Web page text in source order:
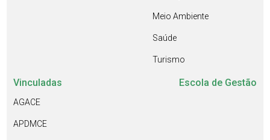
Meio Ambiente
Saúde
Turismo
Vinculadas
AGACE
APDMCE
Escola de Gestão